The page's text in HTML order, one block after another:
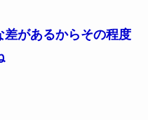
があるからその程度